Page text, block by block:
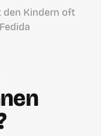
den Kindern oft